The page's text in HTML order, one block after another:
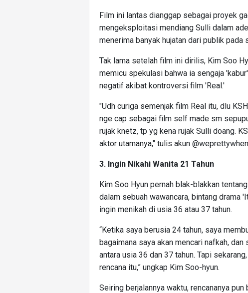
Film ini lantas dianggap sebagai proyek
mengeksploitasi mendiang Sulli dalam
menerima banyak hujatan dari publik pada
Tak lama setelah film ini dirilis, Kim Soo
memicu spekulasi bahwa ia sengaja
negatif akibat kontroversi film 'Real.'
"Udh curiga semenjak film Real itu, dlu
nge cap sebagai film self made sm
rujak knetz, tp yg kena rujak Sulli doang.
aktor utamanya," tulis akun
3. Ingin Nikahi Wanita 21 Tahun
Kim Soo Hyun pernah blak-blakkan
dalam sebuah wawancara, bintang drama
ingin menikah di usia 36 atau 37 tahun.
“Ketika saya berusia 24 tahun, saya
bagaimana saya akan mencari nafkah,
antara usia 36 dan 37 tahun. Tapi
rencana itu,” ungkap Kim Soo-hyun.
Seiring berjalannya waktu, rencananya